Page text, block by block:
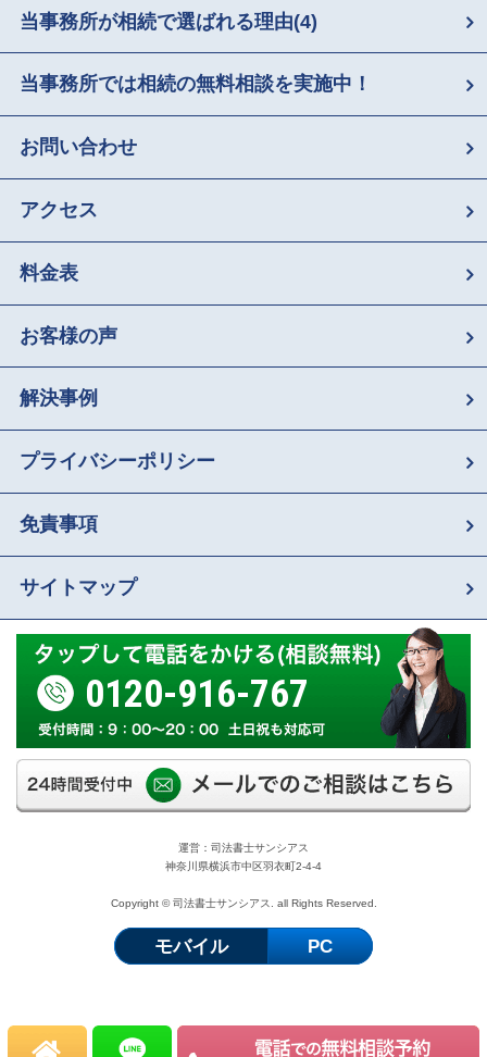
当事務所が相続で選ばれる理由(4)
当事務所では相続の無料相談を実施中！
お問い合わせ
アクセス
料金表
お客様の声
解決事例
プライバシーポリシー
免責事項
サイトマップ
0120-916-767
運営：司法書士サンシアス
神奈川県横浜市中区羽衣町2-4-4
Copyright © 司法書士サンシアス. all Rights Reserved.
モバイル PC